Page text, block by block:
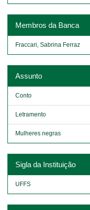
Membros da Banca
Fraccari, Sabrina Ferraz
Assunto
Conto
Letramento
Mulheres negras
Sigla da Instituição
UFFS